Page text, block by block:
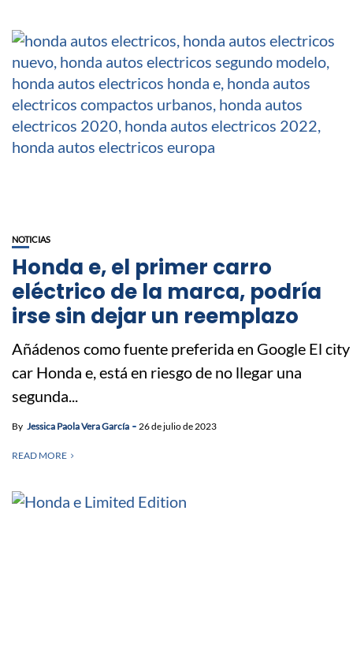
NOTICIAS
Honda e, el primer carro
eléctrico de la marca, podría
irse sin dejar un reemplazo
Añádenos como fuente preferida en Google El city
car Honda e, está en riesgo de no llegar una
segunda...
By Jessica Paola Vera García 26 de julio de 2023
READ MORE